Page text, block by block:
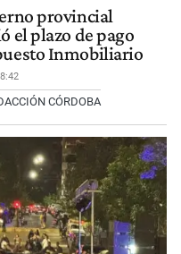
provincial
el plazo de pago
Inmobiliario
CÓRDOBA